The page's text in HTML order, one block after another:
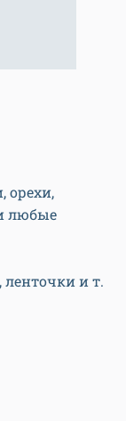
орехи,
любые
и т.